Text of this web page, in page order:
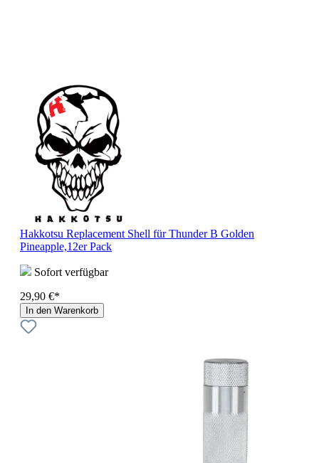
Hakkotsu Replacement Shell für Thunder B Golden
Pineapple,12er Pack
Sofort verfügbar
29,90 €*
In den Warenkorb